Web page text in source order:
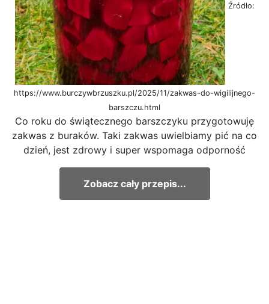
Źródło:
https://www.burczywbrzuszku.pl/2025/11/zakwas-do-wigilijnego-
barszczu.html
Co roku do świątecznego barszczyku przygotowuję
zakwas z buraków. Taki zakwas uwielbiamy pić na co
dzień, jest zdrowy i super wspomaga odporność
Zobacz cały przepis...